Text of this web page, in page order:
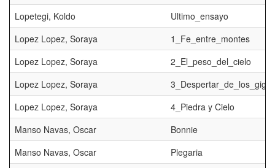
Lopetegi, Koldo
Ultimo_ensayo
Lopez Lopez, Soraya
1_Fe_entre_montes
Lopez Lopez, Soraya
2_El_peso_del_cielo
Lopez Lopez, Soraya
Lopez Lopez, Soraya
4_Piedra y Cielo
Manso Navas, Oscar
Bonnie
Manso Navas, Oscar
Plegaria